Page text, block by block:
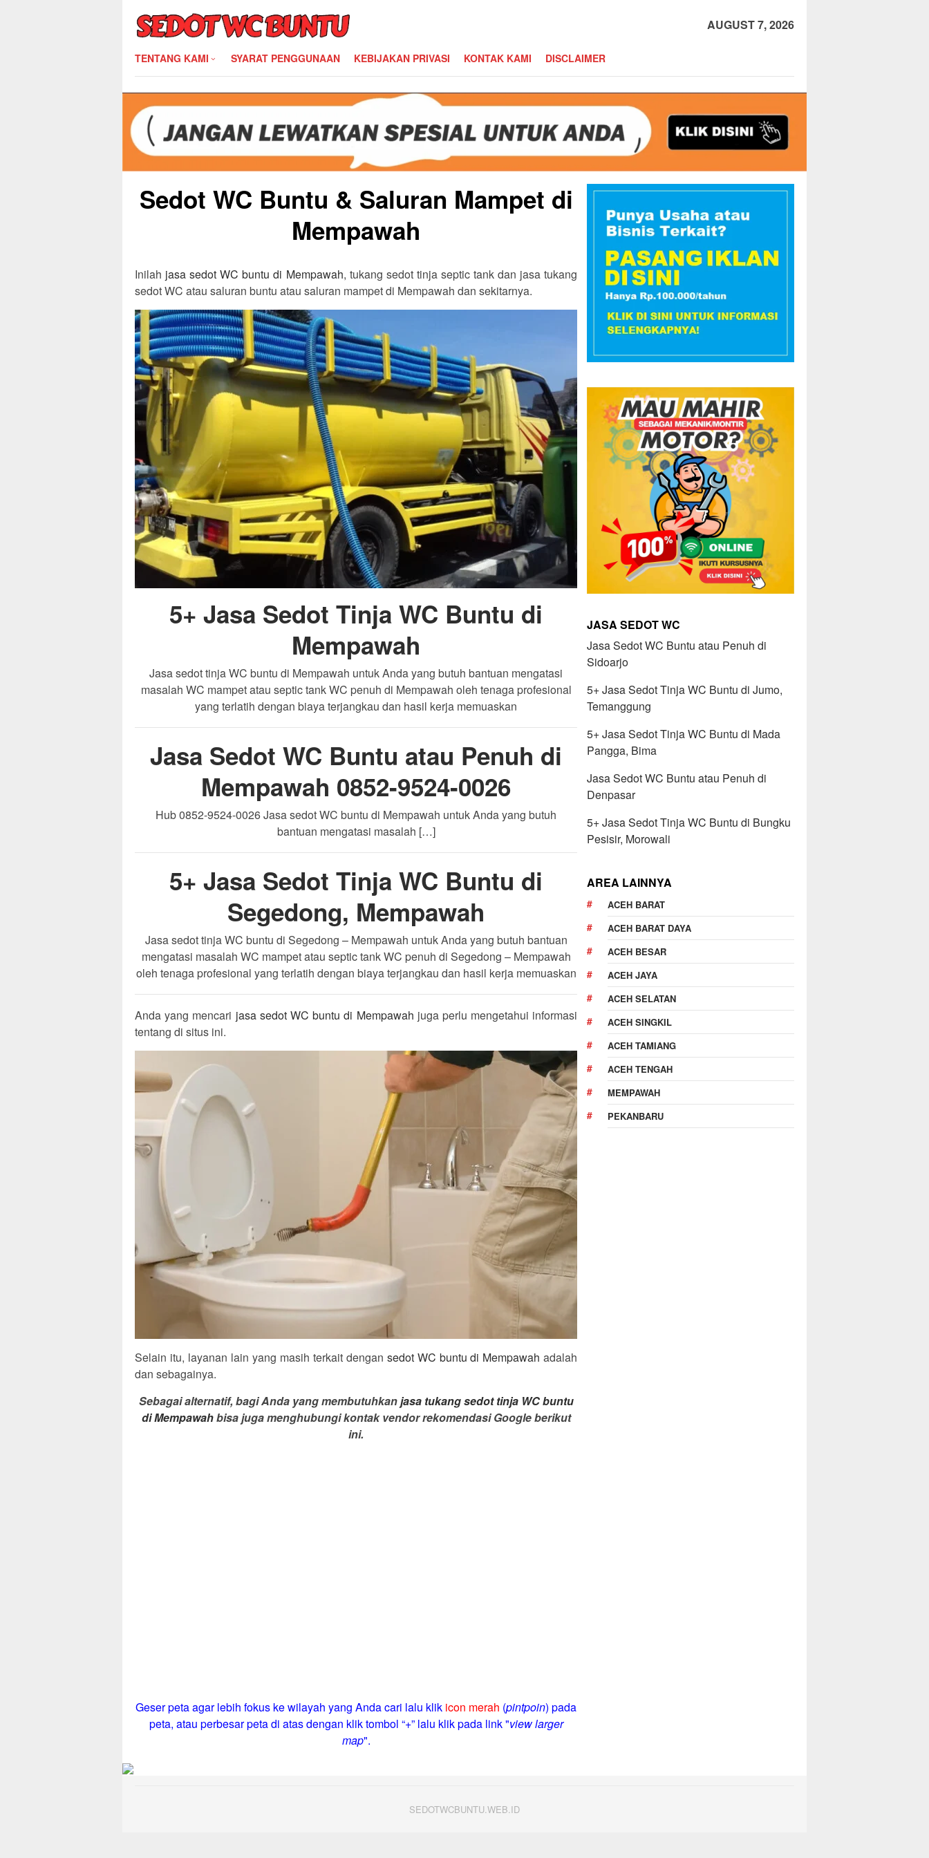
content
AUGUST 7, 2026
TENTANG KAMI SYARAT PENGGUNAAN KEBIJAKAN PRIVASI KONTAK KAMI DISCLAIMER
Sedot WC Buntu & Saluran Mampet di
Mempawah
Inilah jasa sedot WC buntu di Mempawah, tukang sedot tinja septic tank dan jasa tukang
sedot WC atau saluran buntu atau saluran mampet di Mempawah dan sekitarnya.
5+ Jasa Sedot Tinja WC Buntu di
Mempawah
Jasa sedot tinja WC buntu di Mempawah untuk Anda yang butuh bantuan mengatasi
masalah WC mampet atau septic tank WC penuh di Mempawah oleh tenaga profesional
yang terlatih dengan biaya terjangkau dan hasil kerja memuaskan
Jasa Sedot WC Buntu atau Penuh di
Mempawah 0852-9524-0026
Hub 0852-9524-0026 Jasa sedot WC buntu di Mempawah untuk Anda yang butuh
bantuan mengatasi masalah […]
5+ Jasa Sedot Tinja WC Buntu di
Segedong, Mempawah
Jasa sedot tinja WC buntu di Segedong – Mempawah untuk Anda yang butuh bantuan
mengatasi masalah WC mampet atau septic tank WC penuh di Segedong – Mempawah
oleh tenaga profesional yang terlatih dengan biaya terjangkau dan hasil kerja memuaskan
Anda yang mencari jasa sedot WC buntu di Mempawah juga perlu mengetahui informasi
tentang di situs ini.
Selain itu, layanan lain yang masih terkait dengan sedot WC buntu di Mempawah adalah
dan sebagainya.
Sebagai alternatif, bagi Anda yang membutuhkanjasa tukang sedot tinja WC buntu
di Mempawahbisa juga menghubungi kontak vendor rekomendasi Google berikut
ini.
Geser peta agar lebih fokus ke wilayah yang Anda cari lalu klik icon merah (pintpoin) pada
peta, atau perbesar peta di atas dengan klik tombol “+” lalu klik pada link "view larger
map".
JASA SEDOT WC
Jasa Sedot WC Buntu atau Penuh di
Sidoarjo
5+ Jasa Sedot Tinja WC Buntu di Jumo,
Temanggung
5+ Jasa Sedot Tinja WC Buntu di Mada
Pangga, Bima
Jasa Sedot WC Buntu atau Penuh di
Denpasar
5+ Jasa Sedot Tinja WC Buntu di Bungku
Pesisir, Morowali
AREA LAINNYA
ACEH BARAT
ACEH BARAT DAYA
ACEH BESAR
ACEH JAYA
ACEH SELATAN
ACEH SINGKIL
ACEH TAMIANG
ACEH TENGAH
MEMPAWAH
PEKANBARU
SEDOTWCBUNTU.WEB.ID